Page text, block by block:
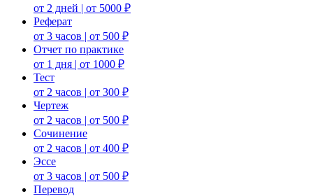
от 2 дней | от 5000 ₽
Реферат
от 3 часов | от 500 ₽
Отчет по практике
от 1 дня | от 1000 ₽
Тест
от 2 часов | от 300 ₽
Чертеж
от 2 часов | от 500 ₽
Сочинение
от 2 часов | от 400 ₽
Эссе
от 3 часов | от 500 ₽
Перевод